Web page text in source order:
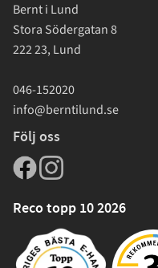
Bernt i Lund
Stora Södergatan 8
222 23, Lund
046-152020
info@berntilund.se
Följ oss
Reco topp 10 2026